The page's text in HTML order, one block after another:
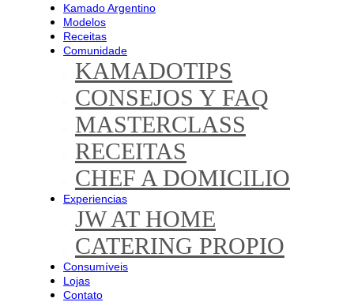
Kamado Argentino
Modelos
Receitas
Comunidade
KAMADOTIPS
CONSEJOS Y FAQ
MASTERCLASS
RECEITAS
CHEF A DOMICILIO
Experiencias
JW AT HOME
CATERING PROPIO
Consumíveis
Lojas
Contato